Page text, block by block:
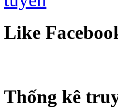
Like
Thống kê